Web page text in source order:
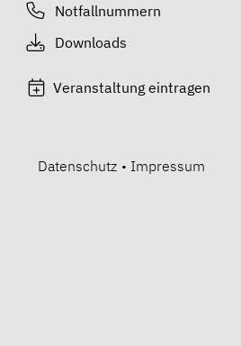
Notfallnummern
Downloads
Veranstaltung eintragen
Datenschutz • Impressum